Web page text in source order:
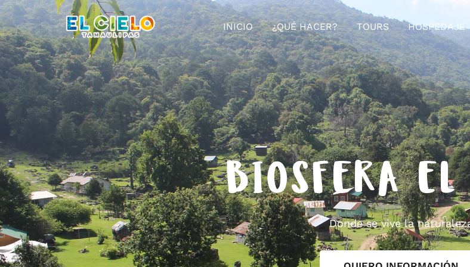
INICIO ¿QUÉ HACER? TOURS HOSPEDAJE
BIOSFERA
Donde se vive la